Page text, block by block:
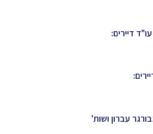
עו"ד דיירים:
עברון ושות'